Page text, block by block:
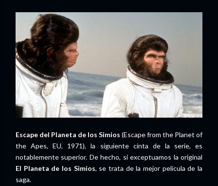
Escape del Planeta de los Simios (Escape from the Planet of
the Apes, EU, 1971), la siguiente cinta de la serie, es
notablemente superior. De hecho, si exceptuamos la original
El Planeta de los Simios, se trata de la mejor película de la
saga.